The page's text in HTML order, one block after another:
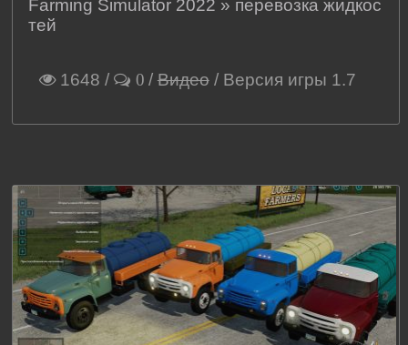
Farming Simulator 2022 » перевозка жидкос
тей
1648 / 0 /Видео/ Версия игры 1.7